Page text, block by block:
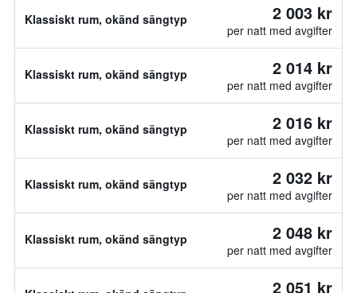
Klassiskt rum, okänd sängtyp 2 003 kr
per natt med avgifter
Klassiskt rum, okänd sängtyp 2 014 kr
per natt med avgifter
Klassiskt rum, okänd sängtyp 2 016 kr
per natt med avgifter
Klassiskt rum, okänd sängtyp 2 032 kr
per natt med avgifter
Klassiskt rum, okänd sängtyp 2 048 kr
per natt med avgifter
2 051 kr